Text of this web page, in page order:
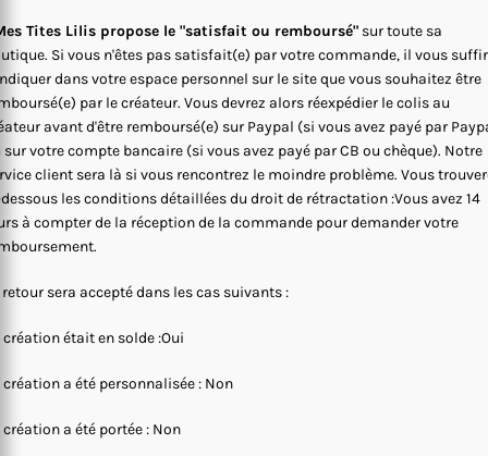
Tites Lilis propose le "satisfait ou remboursé" sur toute sa
Si vous n'êtes pas satisfait(e) par votre commande, il vous
dans votre espace personnel sur le site que vous souhaitez être
par le créateur. Vous devrez alors réexpédier le colis au
avant d'être remboursé(e) sur Paypal (si vous avez payé par
sur votre compte bancaire (si vous avez payé par CB ou chèque). Notre
client sera là si vous rencontrez le moindre problème. Vous
les conditions détaillées du droit de rétractation :Vous avez 14
à compter de la réception de la commande pour demander votre
retour sera accepté dans les cas suivants :
création était en solde :Oui
création a été personnalisée : Non
création a été portée : Non